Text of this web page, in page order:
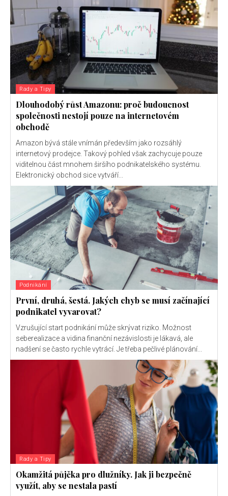
Rady a Tipy
Dlouhodobý růst Amazonu: proč budoucnost
společnosti nestojí pouze na internetovém
obchodě
Amazon bývá stále vnímán především jako rozsáhlý
internetový prodejce. Takový pohled však zachycuje pouze
viditelnou část mnohem širšího podnikatelského systému.
Elektronický obchod sice vytváří...
Podnikání
První, druhá, šestá. Jakých chyb se musí začínající
podnikatel vyvarovat?
Vzrušující start podnikání může skrývat riziko. Možnost
seberealizace a vidina finanční nezávislosti je lákavá, ale
nadšení se často rychle vytrácí. Je třeba pečlivé plánování...
Rady a Tipy
Okamžitá půjčka pro dlužníky. Jak ji bezpečně
využít, aby se nestala pastí